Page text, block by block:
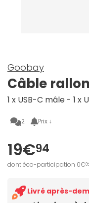
Goobay
Câble
1 x USB-C mâle - 1 x
2 Prix ↓
19€94
dont éco-participation 0€05
Livré après-